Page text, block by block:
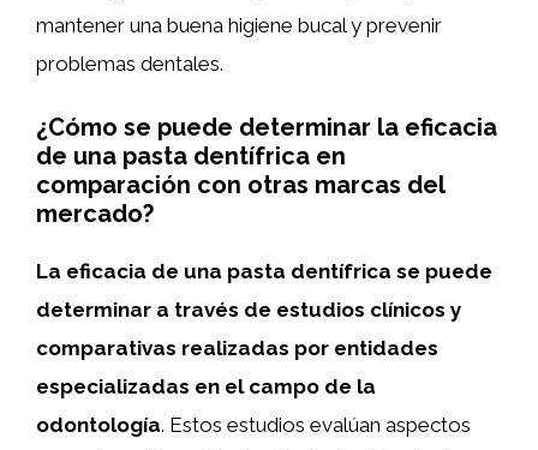
mantener una buena higiene bucal y prevenir
problemas dentales.
¿Cómo se puede determinar la eficacia
de una pasta dentífrica en
comparación con otras marcas del
mercado?
La eficacia de una pasta dentífrica se puede
determinar a través de estudios clínicos y
comparativas realizadas por entidades
especializadas en el campo de la
odontología. Estos estudios evalúan aspectos